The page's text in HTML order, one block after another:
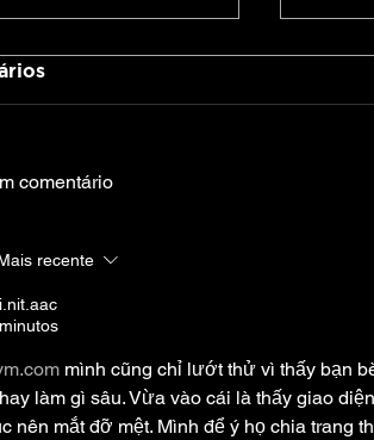
celebra 30
comentário
recente
mình cũng chỉ lướt thử vì thấy bạn
làm gì sâu. Vừa vào cái là thấy giao
nên mắt đỡ mệt. Mình để ý họ chia trang